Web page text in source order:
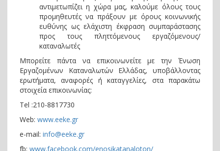
αντιμετωπίζει η χώρα μας, καλούμε όλους τους
προμηθευτές να πράξουν με όρους κοινωνικής
ευθύνης ως ελάχιστη έκφραση συμπαράστασης
προς τους πληττόμενους εργαζόμενους/
καταναλωτές
Μπορείτε πάντα να επικοινωνείτε με την Ένωση
Εργαζομένων Καταναλωτών Ελλάδας, υποβάλλοντας
ερωτήματα, αναφορές ή καταγγελίες, στα παρακάτω
στοιχεία επικοινωνίας:
Τel :210-8817730
Web: www.eeke.gr
e-mail: info@eeke.gr
fb: www.facebook.com/enosikatanaloton/